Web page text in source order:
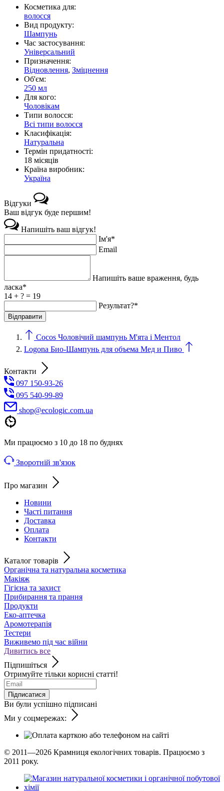
Косметика для:
волосся
Вид продукту:
Шампунь
Час застосування:
Універсальний
Призначення:
Відновлення, Зміцнення
Об'єм:
250 мл
Для кого:
Чоловікам
Типи волосся:
Всі типи волосся
Класифікація:
Натуральна
Термін придатності:
18 місяців
Країна виробник:
Україна
Відгуки
Ваш відгук буде першим!
Напишіть ваш відгук!
Ім'я*
Email
Напишіть ваше враження, будь
ласка*
14 + ? = 19
Результат?*
Cocos Чоловічий шампунь М'ята і Ментол
Logona Био-Шампунь для объема Мед и Пиво
Контакти
097 150-93-26
095 540-99-89
shoр@ecologic.com.ua
Ми працюємо з 10 до 18 по буднях
Зворотній зв'язок
Про магазин
Новини
Часті питання
Доставка
Оплата
Контакти
Каталог товарів
Органічна та натуральна косметика
Макіяж
Гігієна та захист
Прибирання та прання
Продукти
Еко-аптечка
Аромотерапія
Тестери
Виживемо під час війни
Дивитись все
Підпишіться
Отримуйте тільки корисні статті!
Підписатися
Ви були успішно підписані
Ми у соцмережах:
© 2011—2026 Крамниця екологічних товарів. Працюємо з
2011 року.